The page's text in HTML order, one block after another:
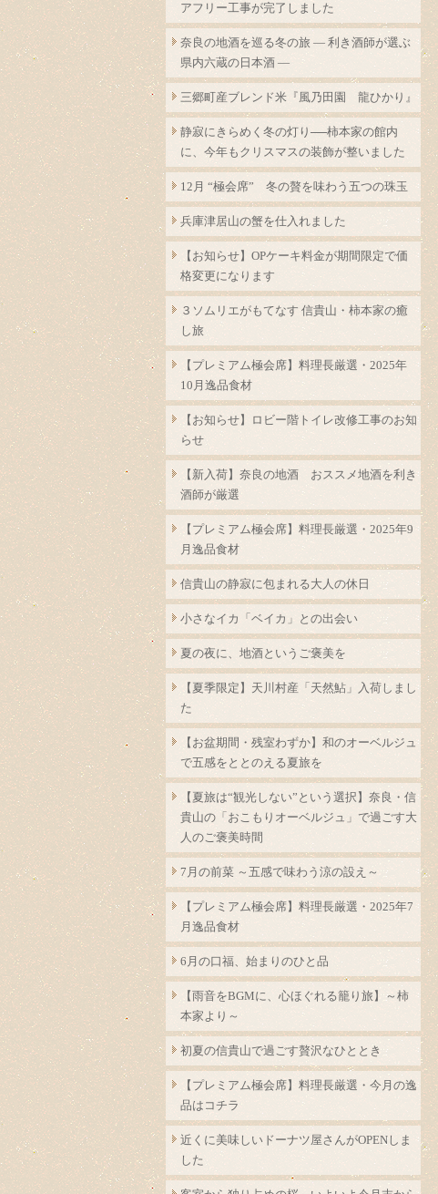
アフリー工事が完了しました
奈良の地酒を巡る冬の旅 ― 利き酒師が選ぶ
県内六蔵の日本酒 ―
三郷町産ブレンド米『風乃田園 龍ひかり』
静寂にきらめく冬の灯り──柿本家の館内
に、今年もクリスマスの装飾が整いました
12月 “極会席” 冬の贅を味わう五つの珠玉
兵庫津居山の蟹を仕入れました
【お知らせ】OPケーキ料金が期間限定で価
格変更になります
３ソムリエがもてなす 信貴山・柿本家の癒
し旅
【プレミアム極会席】料理長厳選・2025年
10月逸品食材
【お知らせ】ロビー階トイレ改修工事のお知
らせ
【新入荷】奈良の地酒 おススメ地酒を利き
酒師が厳選
【プレミアム極会席】料理長厳選・2025年9
月逸品食材
信貴山の静寂に包まれる大人の休日
小さなイカ「ベイカ」との出会い
夏の夜に、地酒というご褒美を
【夏季限定】天川村産「天然鮎」入荷しまし
た
【お盆期間・残室わずか】和のオーベルジュ
で五感をととのえる夏旅を
【夏旅は“観光しない”という選択】奈良・信
貴山の「おこもりオーベルジュ」で過ごす大
人のご褒美時間
7月の前菜 ～五感で味わう涼の設え～
【プレミアム極会席】料理長厳選・2025年7
月逸品食材
6月の口福、始まりのひと品
【雨音をBGMに、心ほぐれる籠り旅】～柿
本家より～
初夏の信貴山で過ごす贅沢なひととき
【プレミアム極会席】料理長厳選・今月の逸
品はコチラ
近くに美味しいドーナツ屋さんがOPENしま
した